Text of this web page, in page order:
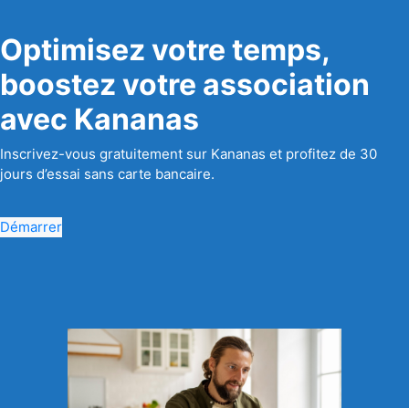
Optimisez votre temps,
boostez votre association
avec Kananas
Inscrivez-vous gratuitement sur Kananas et profitez de 30
jours d’essai sans carte bancaire.
Démarrer